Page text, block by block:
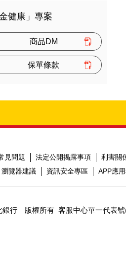
金健康」專案
商品DM
保單條款
見問題 法定公開揭露事項 利害關
瀏覽器建議 資訊安全專區 APP應
銀行 版權所有 客服中心單一代表